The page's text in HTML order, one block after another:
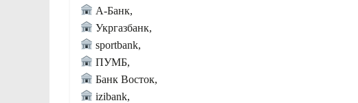
А-Банк,
Укргазбанк,
sportbank,
ПУМБ,
Банк Восток,
izibank,